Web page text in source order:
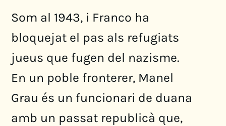
Som al 1943, i Franco ha
bloquejat el pas als refugiats
jueus que fugen del nazisme.
En un poble fronterer, Manel
Grau és un funcionari de duana
amb un passat republicà que,